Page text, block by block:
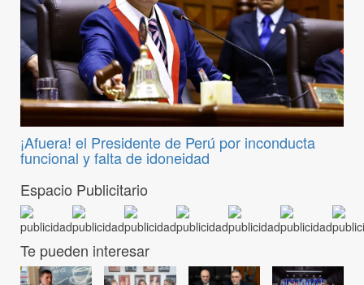
¡Afuera! el Presidente de Perú por inconducta
funcional y falta de idoneidad
Espacio Publicitario
Te pueden interesar